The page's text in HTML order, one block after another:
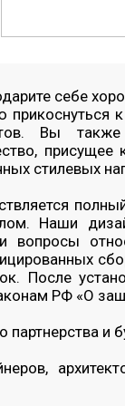
себе
Вы
стилевых
Наши
После
РФ «О
и